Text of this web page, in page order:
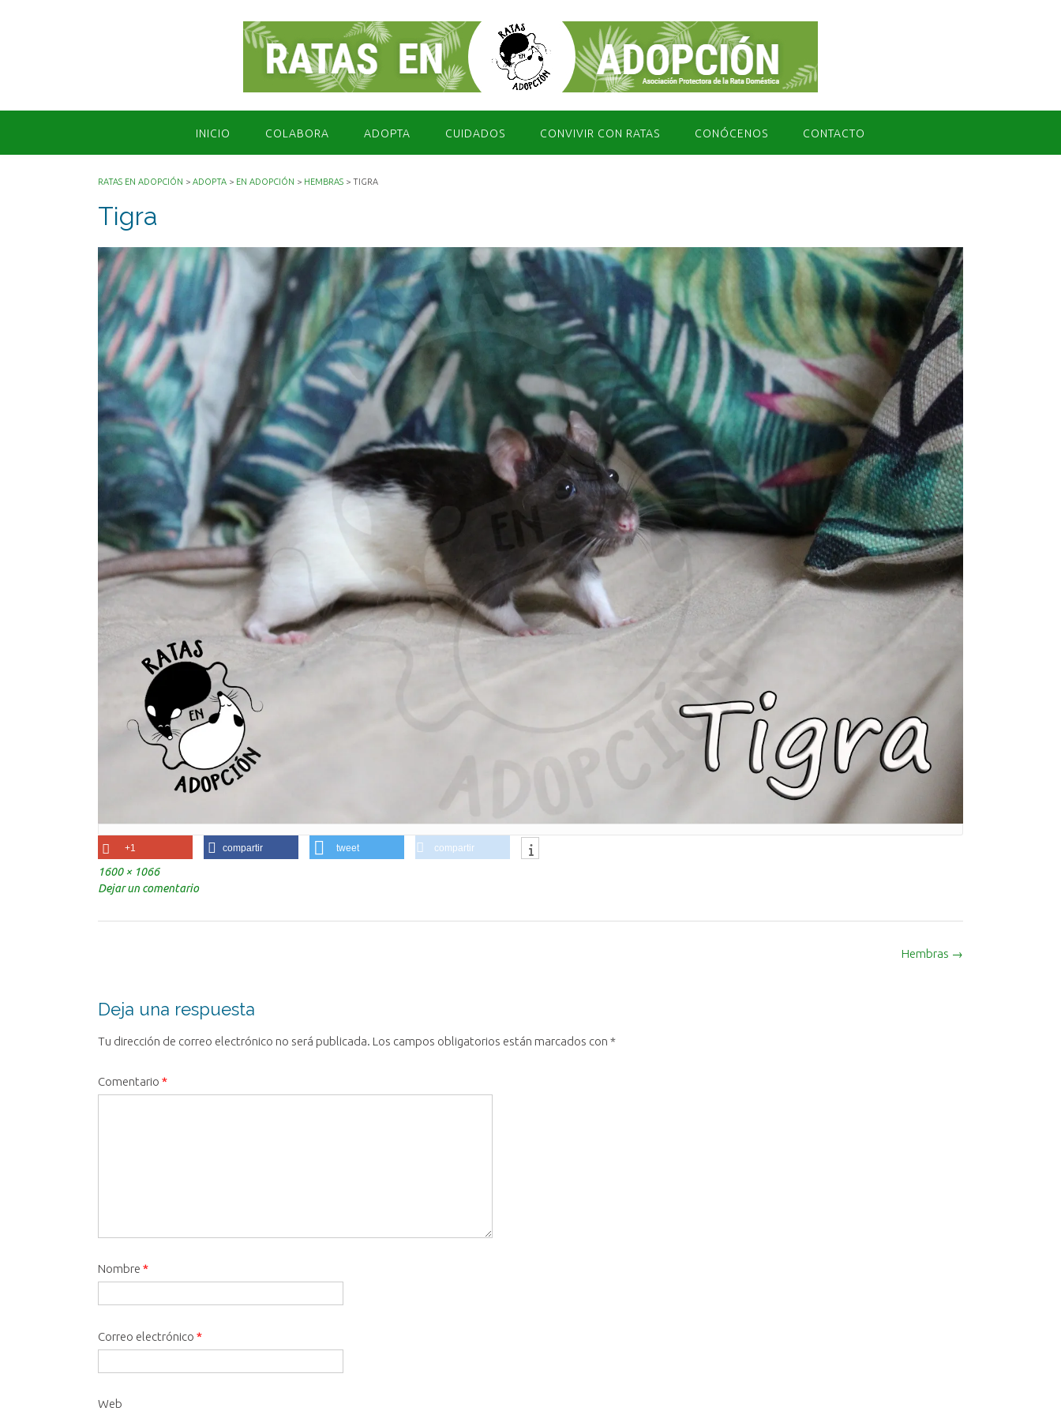
INICIO COLABORA ADOPTA CUIDADOS CONVIVIR CON RATAS CONÓCENOS CONTACTO
RATAS EN ADOPCIÓN > ADOPTA > EN ADOPCIÓN > HEMBRAS > TIGRA
Tigra
+1 compartir tweet compartir
Tamaño
completo
1600 × 1066
Dejar un comentario
entrada
Hembras →
Deja una respuesta
Tu dirección de correo electrónico no será publicada. Los campos obligatorios están marcados con *
Comentario *
Nombre *
Correo electrónico *
Web